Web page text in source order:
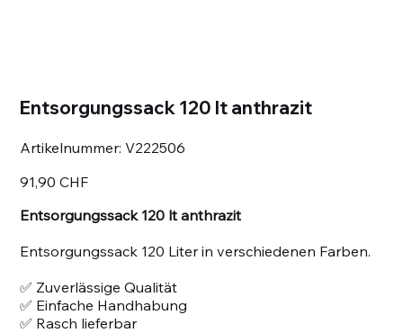
Entsorgungssack 120 lt anthrazit
Artikelnummer: Artikelnummer:
V222506
V222506
91,90 CHF
Entsorgungssack 120 lt anthrazit
Entsorgungssack 120 Liter in verschiedenen Farben.
✅ Zuverlässige Qualität
✅ Einfache Handhabung
✅ Rasch lieferbar